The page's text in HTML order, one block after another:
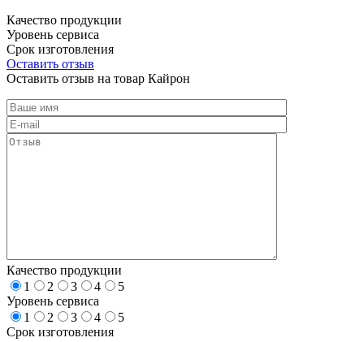
Качество продукции
Уровень сервиса
Срок изготовления
Оставить отзыв
Оставить отзыв на товар Кайрон
Качество продукции
1
2 3 4
5
Уровень сервиса
1
2 3 4
5
Срок изготовления